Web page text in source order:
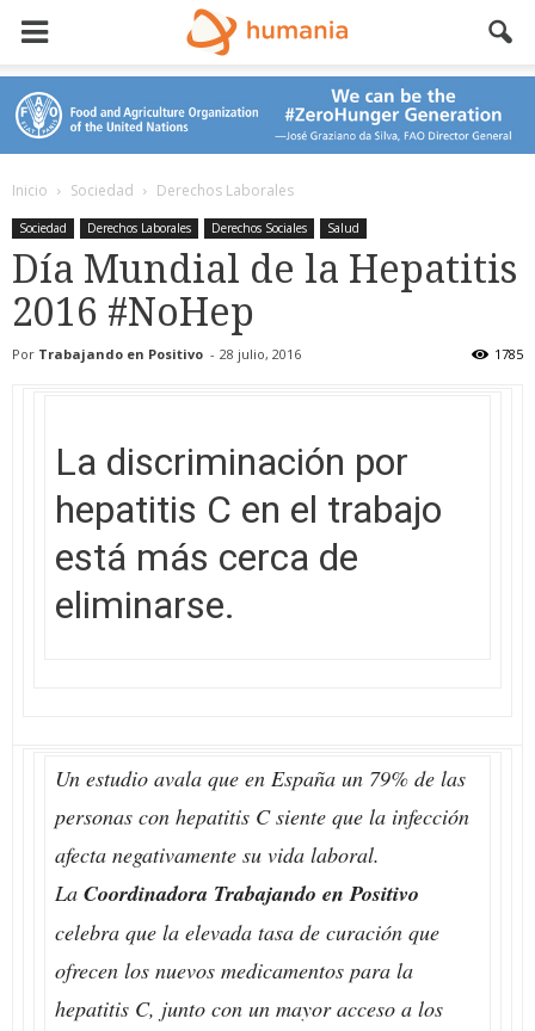
Inicio Sociedad Derechos Laborales
Sociedad Derechos Laborales Derechos Sociales Salud
Día Mundial de la Hepatitis
2016 #NoHep
Por Trabajando en Positivo - 28 julio, 2016 1785
La discriminación por
hepatitis C en el trabajo
está más cerca de
eliminarse.
Un estudio avala que en España un 79% de las
personas con hepatitis C siente que la infección
afecta negativamente su vida laboral.
La Coordinadora Trabajando en Positivo
celebra que la elevada tasa de curación que
ofrecen los nuevos medicamentos para la
hepatitis C, junto con un mayor acceso a los